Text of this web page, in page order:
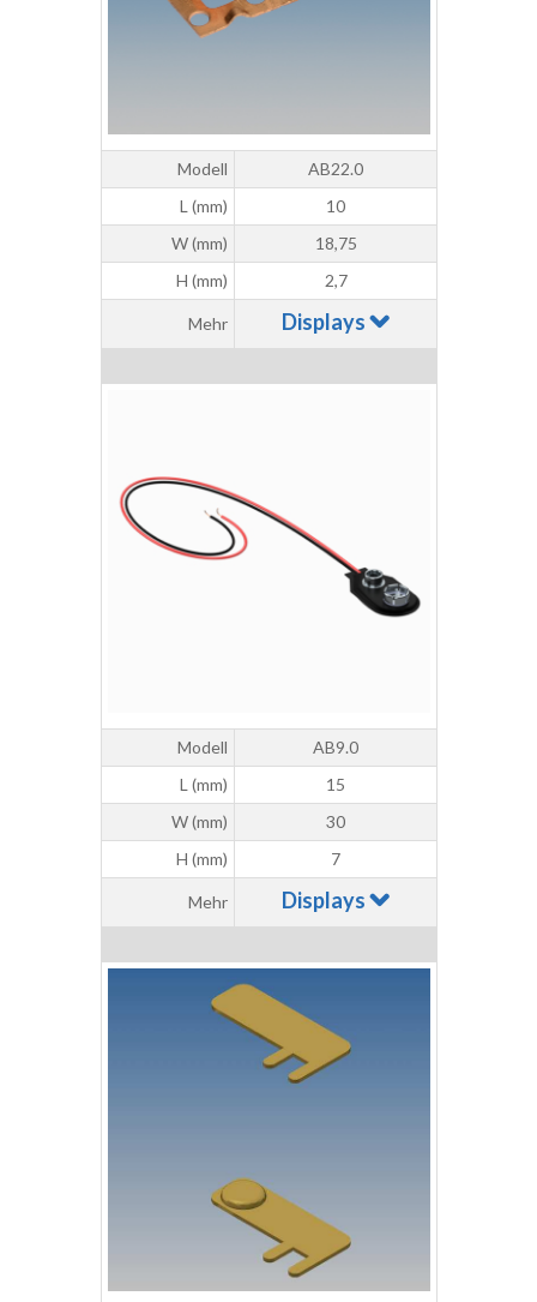
Modell
AB22.0
L (mm)
10
W (mm)
18,75
H (mm)
2,7
Mehr Displays
Modell
AB9.0
L (mm)
15
W (mm)
30
H (mm)
7
Mehr Displays